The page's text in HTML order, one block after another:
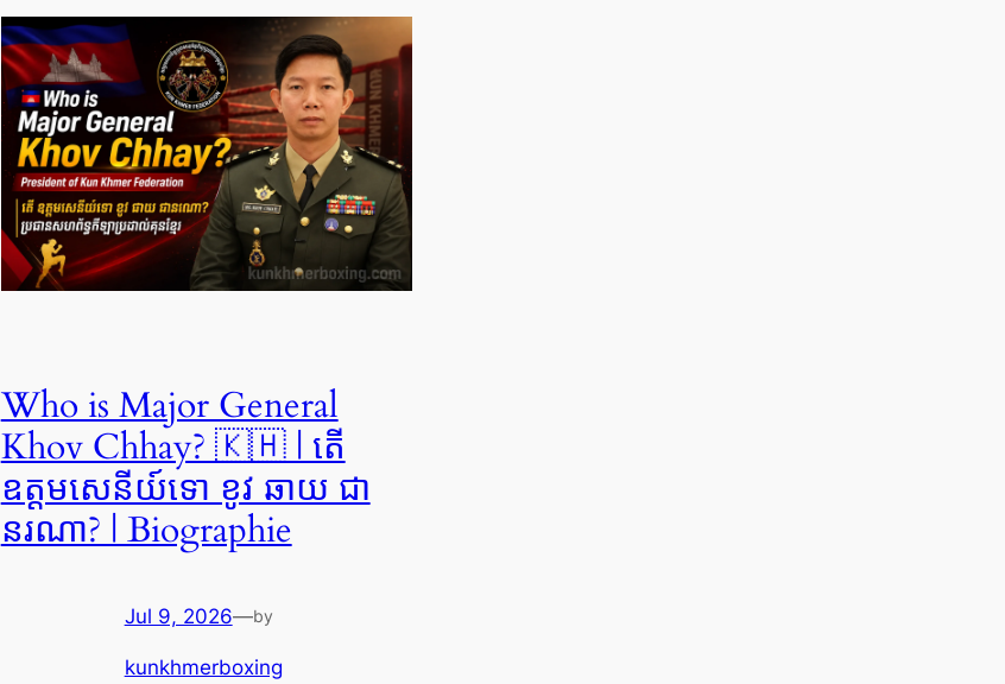
Who is Major General
Khov Chhay? 🇰🇭 | តើ
ឧត្តមសេនីយ៍ទោ ខូវ ឆាយ ជា
នរណា? | Biographie
Jul 9, 2026—by
kunkhmerboxing